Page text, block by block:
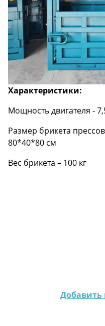
Характеристики:
Мощность двигателя -
Размер брикета
80*40*80 см
Вес брикета – 100 кг